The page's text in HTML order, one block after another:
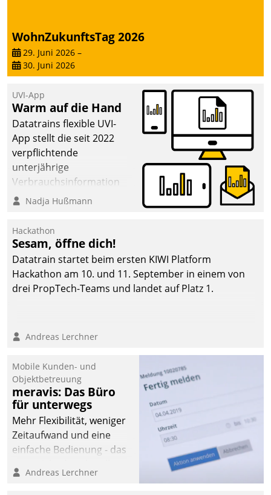
automatisiert ausgelöste,
zielgerichtete
Mieterbefragungen – eine
starke Grundlage für
datengestützte
Entscheidungen.
WohnZukunftsTag 2026
29. Juni 2026 –
30. Juni 2026
UVI-App
Warm auf die Hand
Datatrains flexible UVI-
App stellt die seit 2022
verpflichtende
unterjährige
Verbrauchsinformation
schnell, zuverlässig und
Die monatlichen
Mitteilungen zum
Heizungs- und
Wasserverbrauch gehen
automatisiert, vollständig
und auf Wunsch über
Kommunikationswege bei
Nadja Hußmann
Hackathon
Sesam, öffne dich!
Datatrain startet beim ersten KIWI Platform
Hackathon am 10. und 11. September in einem von
drei PropTech-Teams und landet auf Platz 1.
Andreas Lerchner
Mobile Kunden- und
Objektbetreuung
meravis: Das Büro
für unterwegs
Mehr Flexibilität, weniger
Zeitaufwand und eine
einfache Bedienung - das
Cockpit für mobile
Andreas Lerchner